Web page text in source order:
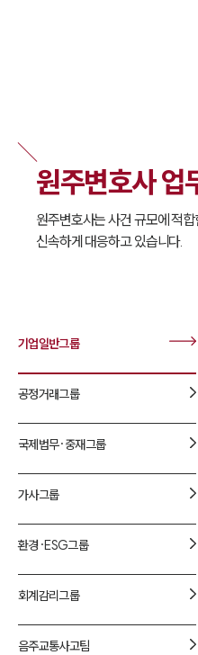
서울·춘천·원주변호사
원주형사전문변호사
원주이혼전문변호사
원주학교폭력변호사
원주부동산변호사
원주음주운전·교통사고변호사
원주변호사 업무분야
1800-7905
원주변호사 업
원주변호사는 사건 규모에 적
신속하게 대응하고 있습니다.
기업일반그룹
공정거래그룹
국제법무·중재그룹
가사그룹
환경·ESG그룹
회계감리그룹
음주교통사고팀